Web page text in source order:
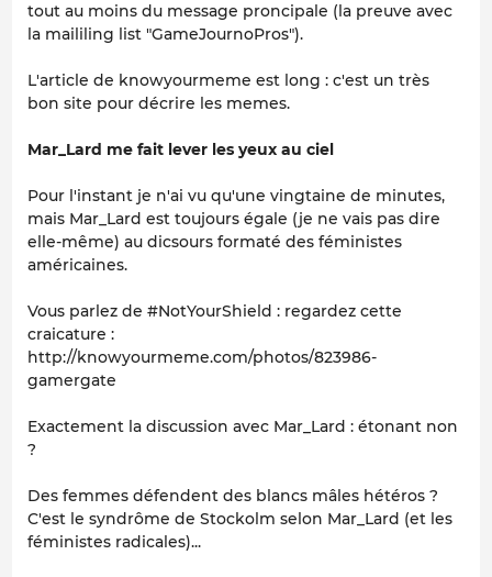
tout au moins du message proncipale (la preuve avec
la maililing list "GameJournoPros").
L'article de knowyourmeme est long : c'est un très
bon site pour décrire les memes.
Mar_Lard me fait lever les yeux au ciel
Pour l'instant je n'ai vu qu'une vingtaine de minutes,
mais Mar_Lard est toujours égale (je ne vais pas dire
elle-même) au dicsours formaté des féministes
américaines.
Vous parlez de #NotYourShield : regardez cette
craicature :
http://knowyourmeme.com/photos/823986-
gamergate
Exactement la discussion avec Mar_Lard : étonant non
?
Des femmes défendent des blancs mâles hétéros ?
C'est le syndrôme de Stockolm selon Mar_Lard (et les
féministes radicales)...